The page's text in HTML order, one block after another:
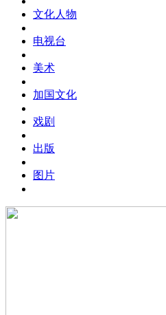
文化人物
电视台
美术
加国文化
戏剧
出版
图片